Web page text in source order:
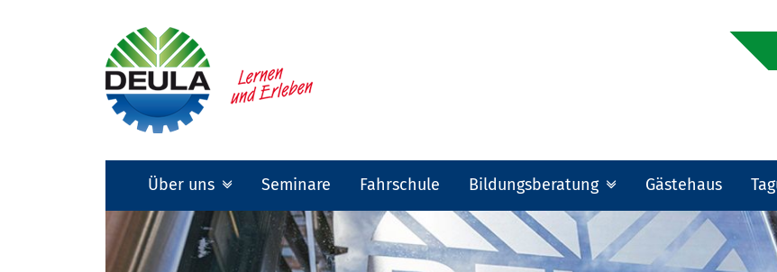
Über uns Seminare Fahrschule Bildungsberatung Gästehaus